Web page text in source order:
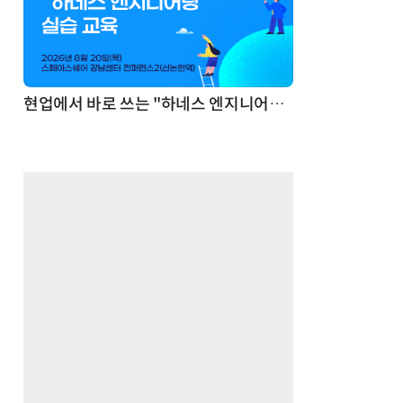
현업에서 바로 쓰는 "하네스 엔지니어링" 실습 교육